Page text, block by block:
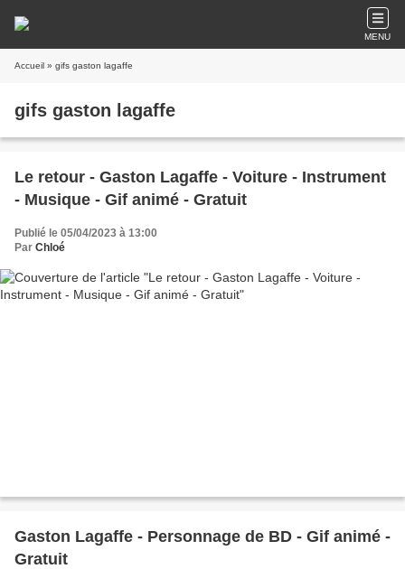
MENU
Accueil » gifs gaston lagaffe
gifs gaston lagaffe
Le retour - Gaston Lagaffe - Voiture - Instrument
- Musique - Gif animé - Gratuit
Publié le 05/04/2023 à 13:00
Par Chloé
Gaston Lagaffe - Personnage de BD - Gif animé -
Gratuit